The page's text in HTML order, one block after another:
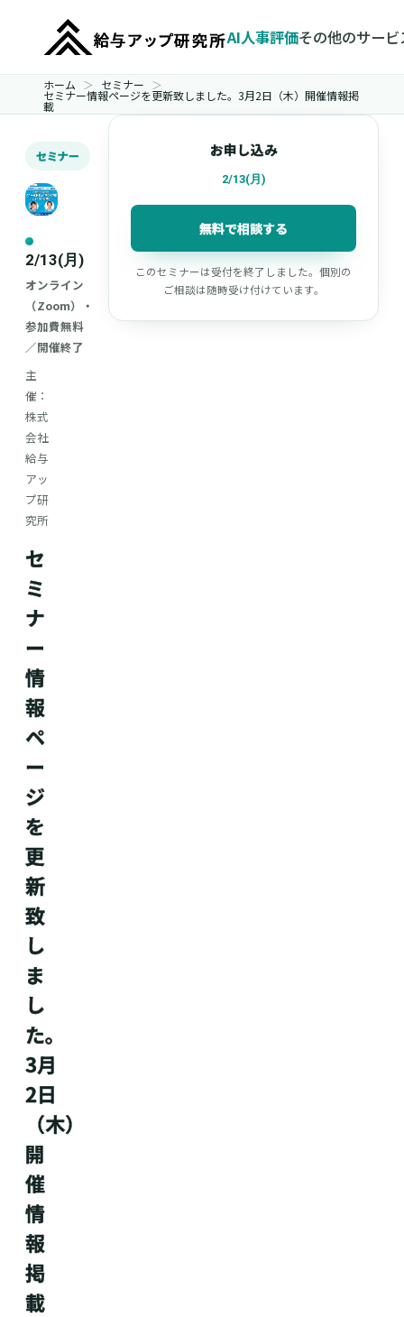
AI人事評価その他のサービ
ホーム セミナー
セミナー情報ページを更新致しました。3月2日（木）開催情報掲
載
セミナー
2/13(月)
オンライン
（Zoom）・
参加費無料
／開催終了
主
催：
株式
会社
給与
アッ
プ研
究所
セ
ミ
ナ
ー
情
報
ペ
ー
ジ
を
更
新
致
し
ま
し
た。
3月
2日
（木）
開
催
情
報
掲
載
お申し込み
2/13(月)
無料で相談する
このセミナーは受付を終了しました。個別の
ご相談は随時受け付けています。